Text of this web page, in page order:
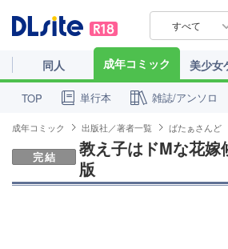
すべて
同人 成年コミック 美少女
TOP 単行本 雑誌/アンソロ
成年コミック 出版社／著者一覧 ばたぁさんど
完結
教え子はドMな花
版